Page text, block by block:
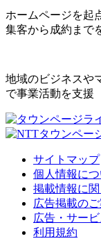
ホームページを起
集客から成約まで
地域のビジネスや
で事業活動を支援
サイトマップ
個人情報につ
掲載情報に関
広告掲載の
広告・サー
利用規約